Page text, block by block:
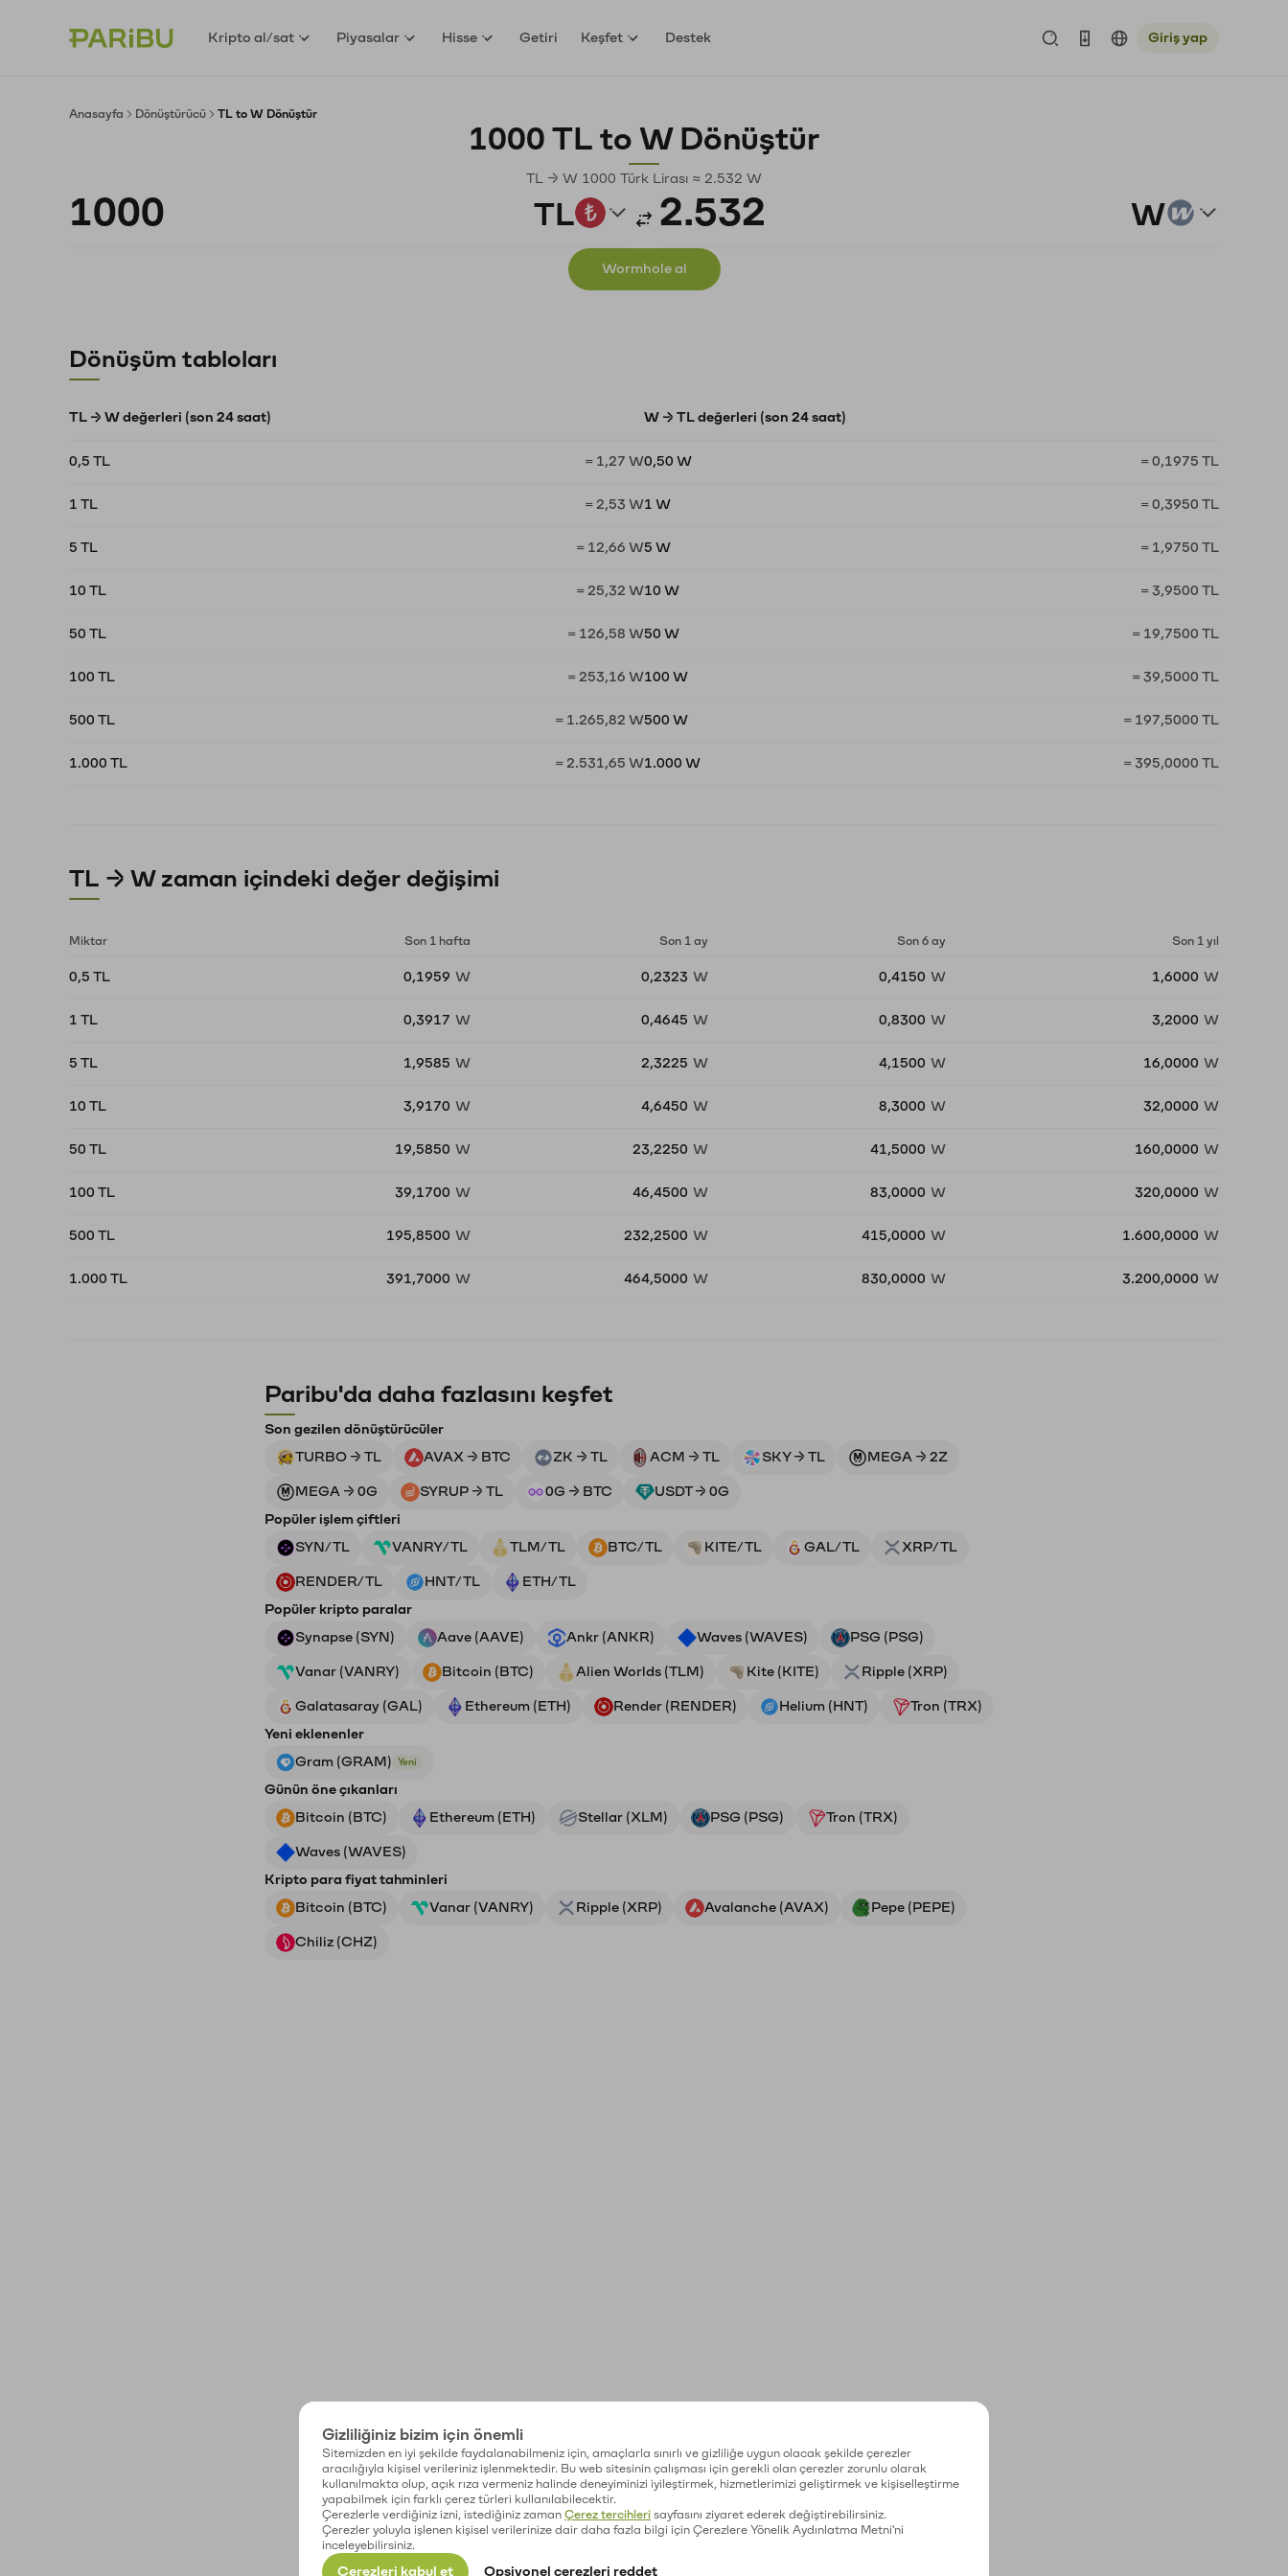
Kripto al/sat Piyasalar Hisse Getiri Keşfet Destek Giriş yap
Anasayfa Dönüştürücü TL to W Dönüştür
1000 TL to W Dönüştür
TL → W 1000 Türk Lirası ≈ 2.532 W
TL W
Wormhole al
Dönüşüm tabloları
TL → W değerleri (son 24 saat)
0,5 TL = 1,27 W
1 TL = 2,53 W
5 TL = 12,66 W
10 TL = 25,32 W
50 TL = 126,58 W
100 TL = 253,16 W
500 TL = 1.265,82 W
1.000 TL = 2.531,65 W
W → TL değerleri (son 24 saat)
0,50 W = 0,1975 TL
1 W = 0,3950 TL
5 W = 1,9750 TL
10 W = 3,9500 TL
50 W = 19,7500 TL
100 W = 39,5000 TL
500 W = 197,5000 TL
1.000 W = 395,0000 TL
TL → W zaman içindeki değer değişimi
Miktar Son 1 hafta Son 1 ay Son 6 ay Son 1 yıl
0,5 TL 0,1959 W 0,2323 W 0,4150 W 1,6000 W
1 TL 0,3917 W 0,4645 W 0,8300 W 3,2000 W
5 TL 1,9585 W 2,3225 W 4,1500 W 16,0000 W
10 TL 3,9170 W 4,6450 W 8,3000 W 32,0000 W
50 TL 19,5850 W 23,2250 W 41,5000 W 160,0000 W
100 TL 39,1700 W 46,4500 W 83,0000 W 320,0000 W
500 TL 195,8500 W 232,2500 W 415,0000 W 1.600,0000 W
1.000 TL 391,7000 W 464,5000 W 830,0000 W 3.200,0000 W
Paribu'da daha fazlasını keşfet
Son gezilen dönüştürücüler
TURBO → TL
AVAX → BTC ZK → TL ACM → TL SKY → TL MEGA → 2Z
MEGA → 0G SYRUP → TL 0G → BTC
USDT → 0G
Popüler işlem çiftleri
SYN/TL
VANRY/TL TLM/TL BTC/TL KITE/TL GAL/TL XRP/TL
RENDER/TL HNT/TL
ETH/TL
Popüler kripto paralar
Synapse (SYN)
Aave (AAVE) Ankr (ANKR) Waves (WAVES) PSG (PSG)
Vanar (VANRY) Bitcoin (BTC) Alien Worlds (TLM) Kite (KITE) Ripple (XRP)
Galatasaray (GAL) Ethereum (ETH) Render (RENDER) Helium (HNT)
Tron (TRX)
Yeni eklenenler
Gram (GRAM)
Yeni
Günün öne çıkanları
Bitcoin (BTC)
Ethereum (ETH) Stellar (XLM) PSG (PSG) Tron (TRX)
Waves (WAVES)
Kripto para fiyat tahminleri
Bitcoin (BTC)
Vanar (VANRY) Ripple (XRP) Avalanche (AVAX) Pepe (PEPE)
Chiliz (CHZ)
Gizliliğiniz bizim için önemli
Sitemizden en iyi şekilde faydalanabilmeniz için, amaçlarla sınırlı ve gizliliğe uygun olacak şekilde çerezler
aracılığıyla kişisel verileriniz işlenmektedir. Bu web sitesinin çalışması için gerekli olan çerezler zorunlu olarak
kullanılmakta olup, açık rıza vermeniz halinde deneyiminizi iyileştirmek, hizmetlerimizi geliştirmek ve kişiselleştirme
yapabilmek için farklı çerez türleri kullanılabilecektir.
Çerezlerle verdiğiniz izni, istediğiniz zaman Çerez tercihleri sayfasını ziyaret ederek değiştirebilirsiniz.
Çerezler yoluyla işlenen kişisel verilerinize dair daha fazla bilgi için Çerezlere Yönelik Aydınlatma Metni'ni
inceleyebilirsiniz.
Çerezleri kabul et Opsiyonel çerezleri reddet